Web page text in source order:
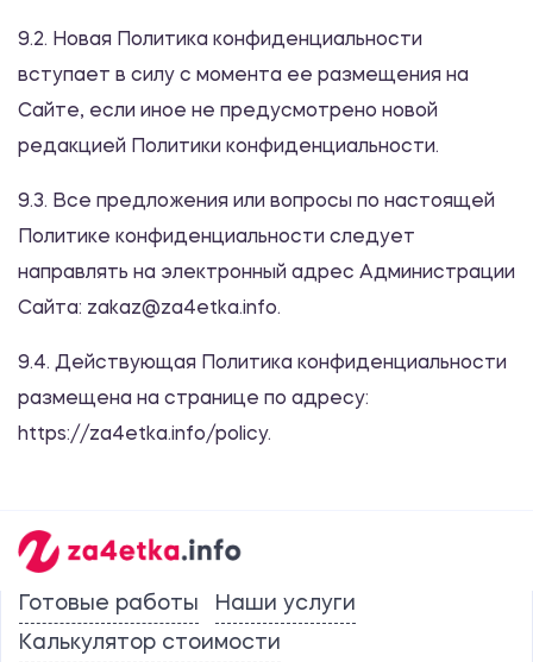
9.2. Новая Политика конфиденциальности
вступает в силу с момента ее размещения на
Сайте, если иное не предусмотрено новой
редакцией Политики конфиденциальности.
9.3. Все предложения или вопросы по настоящей
Политике конфиденциальности следует
направлять на электронный адрес Администрации
Сайта: zakaz@za4etka.info.
9.4. Действующая Политика конфиденциальности
размещена на странице по адресу:
https://za4etka.info/policy.
Готовые работы
Наши услуги
Калькулятор стоимости